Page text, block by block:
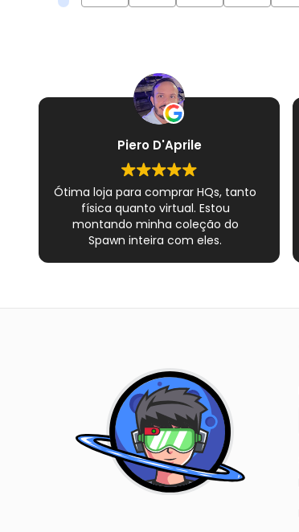
Piero D'Aprile
Ótima loja para comprar HQs, tanto
física quanto virtual. Estou
montando minha coleção do
Spawn inteira com eles.
dão plásticos adicionais para